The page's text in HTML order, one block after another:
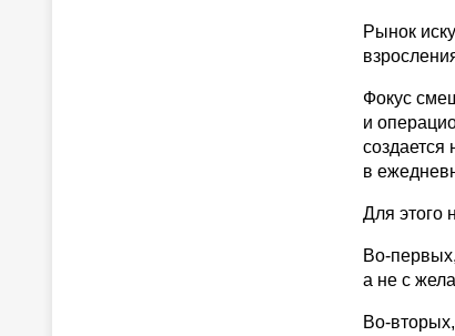
Рынок
Фокус
и
создается
в
Для этого
Во-
а не с
Во-вторых,